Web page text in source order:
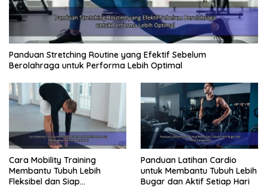
Panduan Stretching Routine yang Efektif Sebelum
Berolahraga untuk Performa Lebih Optimal
Cara Mobility Training
Membantu Tubuh Lebih
Fleksibel dan Siap
Panduan Latihan Cardio
untuk Membantu Tubuh Lebih
Bugar dan Aktif Setiap Hari